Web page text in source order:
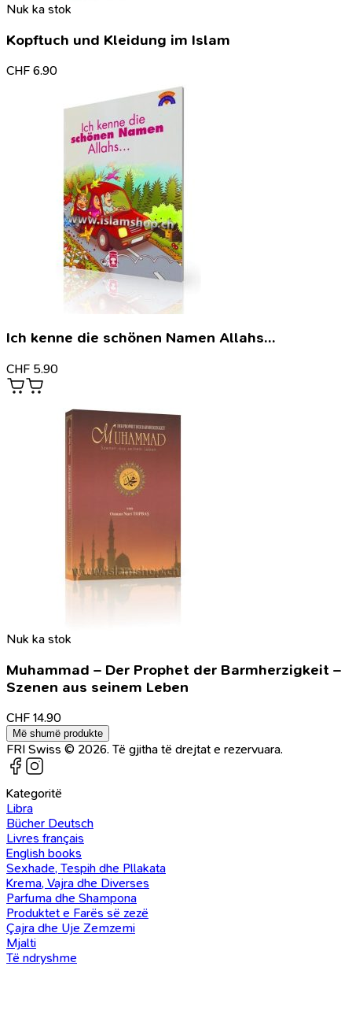
Nuk ka stok
Kopftuch und Kleidung im Islam
CHF 6.90
Ich kenne die schönen Namen Allahs…
CHF 5.90
Nuk ka stok
Muhammad – Der Prophet der Barmherzigkeit –
Szenen aus seinem Leben
CHF 14.90
Më shumë produkte
FRI Swiss © 2026. Të gjitha të drejtat e rezervuara.
Kategoritë
Libra
Bücher Deutsch
Livres français
English books
Sexhade, Tespih dhe Pllakata
Krema, Vajra dhe Diverses
Parfuma dhe Shampona
Produktet e Farës së zezë
Çajra dhe Uje Zemzemi
Mjalti
Të ndryshme